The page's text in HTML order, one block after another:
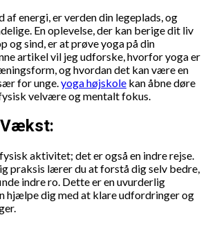
af energi, er verden din legeplads, og
En oplevelse, der kan berige dit liv
og sind, er at prøve yoga på din
artikel vil jeg udforske, hvorfor yoga er
og hvordan det kan være en
for unge. yoga højskole kan åbne døre
velvære og mentalt fokus.
Vækst:
aktivitet; det er også en indre rejse.
praksis lærer du at forstå dig selv bedre,
indre ro. Dette er en uvurderlig
hjælpe dig med at klare udfordringer og